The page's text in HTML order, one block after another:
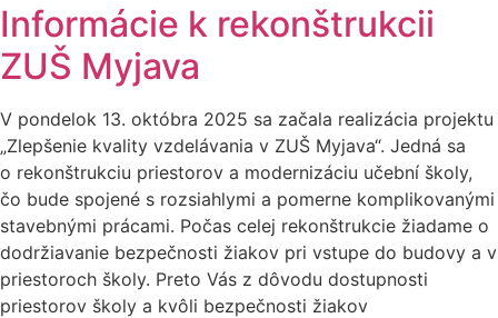
Informácie k rekonštrukcii
ZUŠ Myjava
V pondelok 13. októbra 2025 sa začala realizácia projektu
„Zlepšenie kvality vzdelávania v ZUŠ Myjava“. Jedná sa
o rekonštrukciu priestorov a modernizáciu učební školy,
čo bude spojené s rozsiahlymi a pomerne komplikovanými
stavebnými prácami. Počas celej rekonštrukcie žiadame o
dodržiavanie bezpečnosti žiakov pri vstupe do budovy a v
priestoroch školy. Preto Vás z dôvodu dostupnosti
priestorov školy a kvôli bezpečnosti žiakov